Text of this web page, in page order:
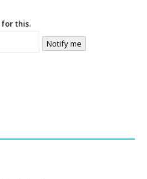
for this.
Notify me